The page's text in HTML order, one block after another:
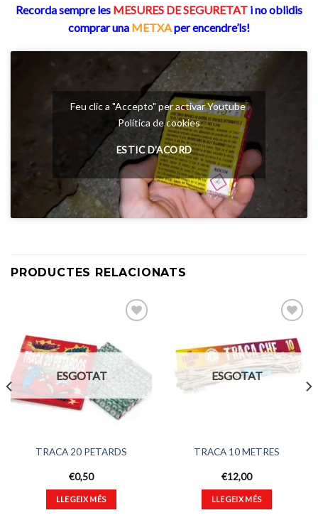
Recorda sempre les MESURES DE SEGURETAT i no oblidis
comprar una METXAper encendre’ls!
Feu clic a "Accepto" per activar Youtube
Política de cookies
ESTIC D'ACORD
PRODUCTES RELACIONATS
a
favorits
ESGOTAT
TRACA 20 PETARDS
€0,50
LLEGEIX MÉS
Afegeix
a
favorits
ESGOTAT
TRACA 10 METRES
€12,00
LLEGEIX MÉS